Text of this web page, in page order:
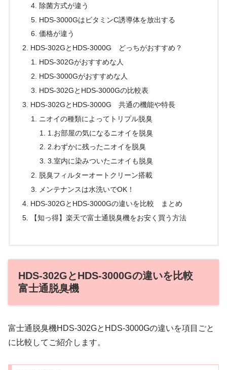
除菌方式が違う
HDS-3000GはビタミンC誘導体を放出する
価格が違う
HDS-302GとHDS-3000G どっちがおすすめ？
HDS-302Gがおすすめな人
HDS-3000Gがおすすめな人
HDS-302GとHDS-3000Gの比較表
HDS-302GとHDS-3000G 共通の機能や特長
ニオイの種類によってトリプル脱臭
1.お部屋の気になるニオイを脱臭
2.わずかに残ったニオイを脱臭
3.室内に染みついたニオイも脱臭
脱臭フィルターオートクリーン搭載
メンテナンスは水洗いでOK！
HDS-302GとHDS-3000Gの違いを比較 まとめ
【知っ得】楽天で富士通脱臭機をお安く買う方法
HDS-302GとHDS-3000Gの違いを比較
富士通脱臭機
富士通脱臭機HDS-302GとHDS-3000Gの違いを項目ごと
に比較してご紹介します。